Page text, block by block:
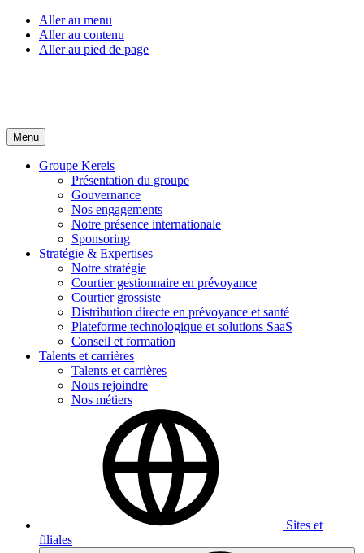
Aller au menu
Aller au contenu
Aller au pied de page
Menu
Groupe Kereis
Présentation du groupe
Gouvernance
Nos engagements
Notre présence internationale
Sponsoring
Stratégie & Expertises
Notre stratégie
Courtier gestionnaire en prévoyance
Courtier grossiste
Distribution directe en prévoyance et santé
Plateforme technologique et solutions SaaS
Conseil et formation
Talents et carrières
Talents et carrières
Nous rejoindre
Nos métiers
Sites et
filiales